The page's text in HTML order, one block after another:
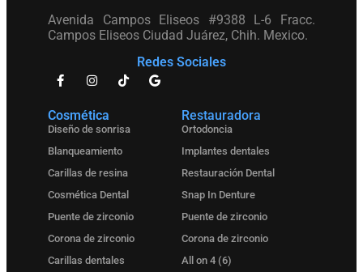
Avenida Campos Eliseos #9388 L-6 Fracc.
Campos Eliseos Ciudad Juárez, Chih. Mexico.
Redes Sociales
Cosmética
Diseño de sonrisa
Blanqueamiento
Carillas de resina
Cosmética Dental
Puente de zirconio
Corona de zirconio
Carillas dentales
Restauradora
Ortodoncia
Implantes dentales
Restauración Dental
Snap In Denture
Puente de zirconio
Corona de zirconio
All on 4 (6)